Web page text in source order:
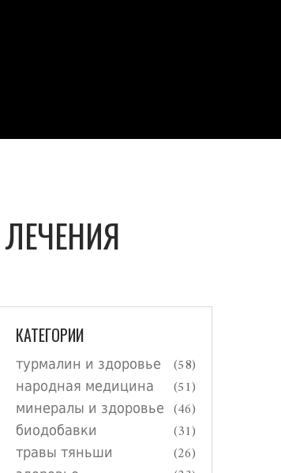
КАТЕГОРИИ
турмалин и здоровье (58)
народная медицина (51)
минералы и здоровье (46)
биодобавки (31)
травы тяньши (26)